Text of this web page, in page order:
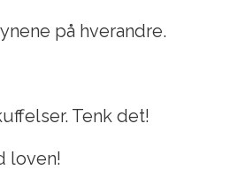
på hverandre.
Tenk det!
loven!